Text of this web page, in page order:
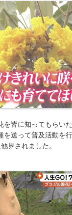
を皆に知ってもらい
送って普及活動を行
界されました。